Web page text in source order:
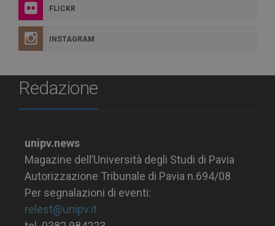
FLICKR
INSTAGRAM
Redazione
unipv.news
Magazine dell’Università degli Studi di Pavia
Autorizzazione Tribunale di Pavia n.694/08
Per segnalazioni di eventi:
relest@unipv.it